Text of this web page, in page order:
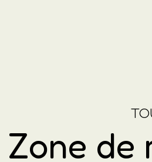
Zone de